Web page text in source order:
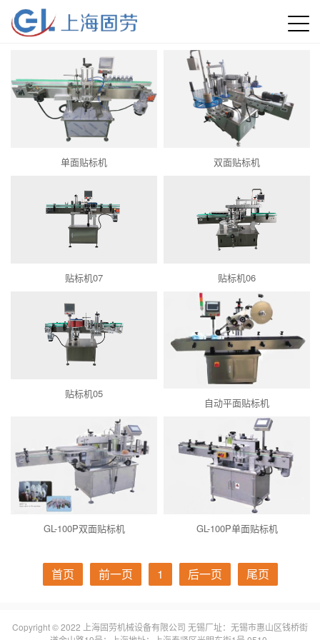
单面贴标机 双面贴标机
贴标机07 贴标机06
贴标机05
自动平面贴标机
GL-100P双面贴标机 GL-100P单面贴标机
首页 前一页 1 后一页 尾页
Copyright © 2022 上海固劳机械设备有限公司 无锡厂址：无锡市惠山区钱桥街